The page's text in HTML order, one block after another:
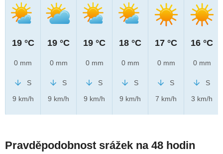
19 °C
0 mm
S
9 km/h
19 °C
0 mm
S
9 km/h
19 °C
0 mm
S
9 km/h
18 °C
0 mm
S
9 km/h
17 °C
0 mm
S
7 km/h
16 °C
0 mm
S
3 km/h
Pravděpodobnost srážek na 48 hodin